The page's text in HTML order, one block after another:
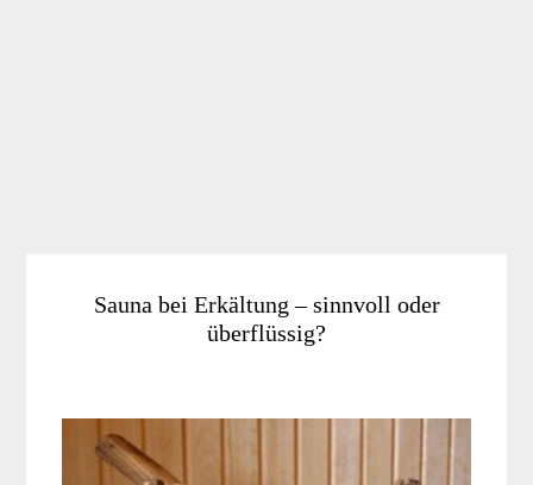
Sauna bei Erkältung – sinnvoll oder
überflüssig?